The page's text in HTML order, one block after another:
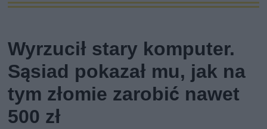
Wyrzucił stary komputer.
Sąsiad pokazał mu, jak na
tym złomie zarobić nawet
500 zł